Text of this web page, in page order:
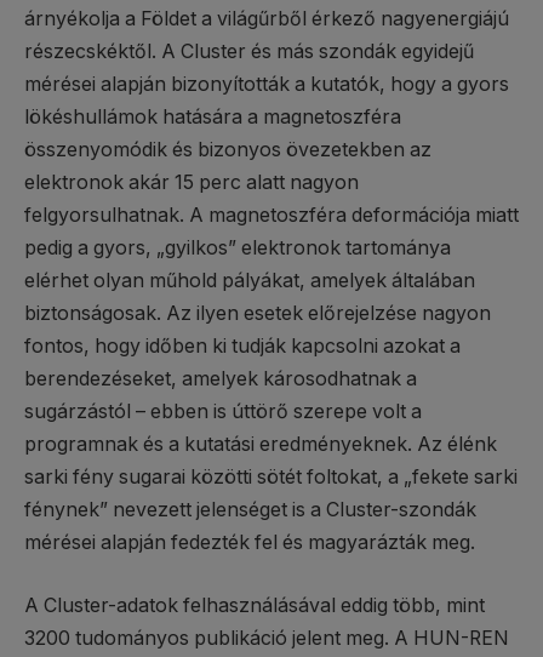
árnyékolja a Földet a világűrből érkező nagyenergiájú
részecskéktől. A Cluster és más szondák egyidejű
mérései alapján bizonyították a kutatók, hogy a gyors
lökéshullámok hatására a magnetoszféra
összenyomódik és bizonyos övezetekben az
elektronok akár 15 perc alatt nagyon
felgyorsulhatnak. A magnetoszféra deformációja miatt
pedig a gyors, „gyilkos” elektronok tartománya
elérhet olyan műhold pályákat, amelyek általában
biztonságosak. Az ilyen esetek előrejelzése nagyon
fontos, hogy időben ki tudják kapcsolni azokat a
berendezéseket, amelyek károsodhatnak a
sugárzástól – ebben is úttörő szerepe volt a
programnak és a kutatási eredményeknek. Az élénk
sarki fény sugarai közötti sötét foltokat, a „fekete sarki
fénynek” nevezett jelenséget is a Cluster-szondák
mérései alapján fedezték fel és magyarázták meg.
A Cluster-adatok felhasználásával eddig több, mint
3200 tudományos publikáció jelent meg. A HUN-REN